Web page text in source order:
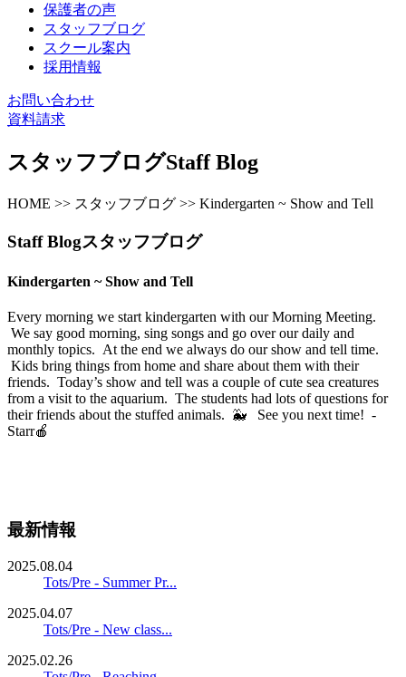
保護者の声
スタッフブログ
スクール案内
採用情報
お問い合わせ
資料請求
スタッフブログStaff Blog
HOME >> スタッフブログ >> Kindergarten ~ Show and Tell
Staff Blogスタッフブログ
Kindergarten ~ Show and Tell
Every morning we start kindergarten with our Morning Meeting.
We say good morning, sing songs and go over our daily and
monthly topics. At the end we always do our show and tell time.
Kids bring things from home and share about them with their
friends. Today’s show and tell was a couple of cute sea creatures
from a visit to the aquarium. The students had lots of questions for
their friends about the stuffed animals. 🐳 See you next time! -
Starr🍎
最新情報
2025.08.04
Tots/Pre - Summer Pr...
2025.04.07
Tots/Pre - New class...
2025.02.26